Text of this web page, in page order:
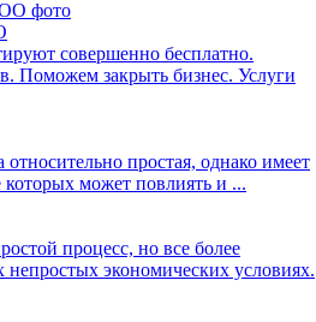
совершенно бесплатно.
Поможем закрыть бизнес. Услуги
простая, однако имеет
может повлиять и ...
процесс, но все более
экономических условиях.